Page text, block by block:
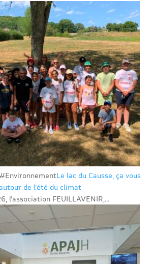
Le lac du Causse, ça vous
de l’été du climat
l’association FEUILLAVENIR,...